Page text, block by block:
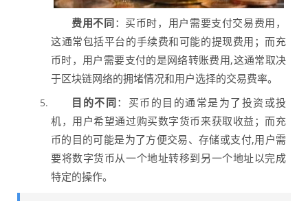
费用不同：买币时，用户需要支付交易费用，
这通常包括平台的手续费和可能的提现费用；而充
币时，用户需要支付的是网络转账费用,这通常取决
于区块链网络的拥堵情况和用户选择的交易费率。
目的不同：买币的目的通常是为了投资或投
机，用户希望通过购买数字货币来获取收益；而充
币的目的可能是为了方便交易、存储或支付,用户需
要将数字货币从一个地址转移到另一个地址以完成
特定的操作。